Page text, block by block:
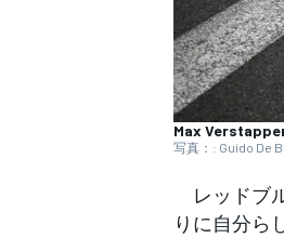
Max
写真：: Guido De
レッドブ
りに自分ら